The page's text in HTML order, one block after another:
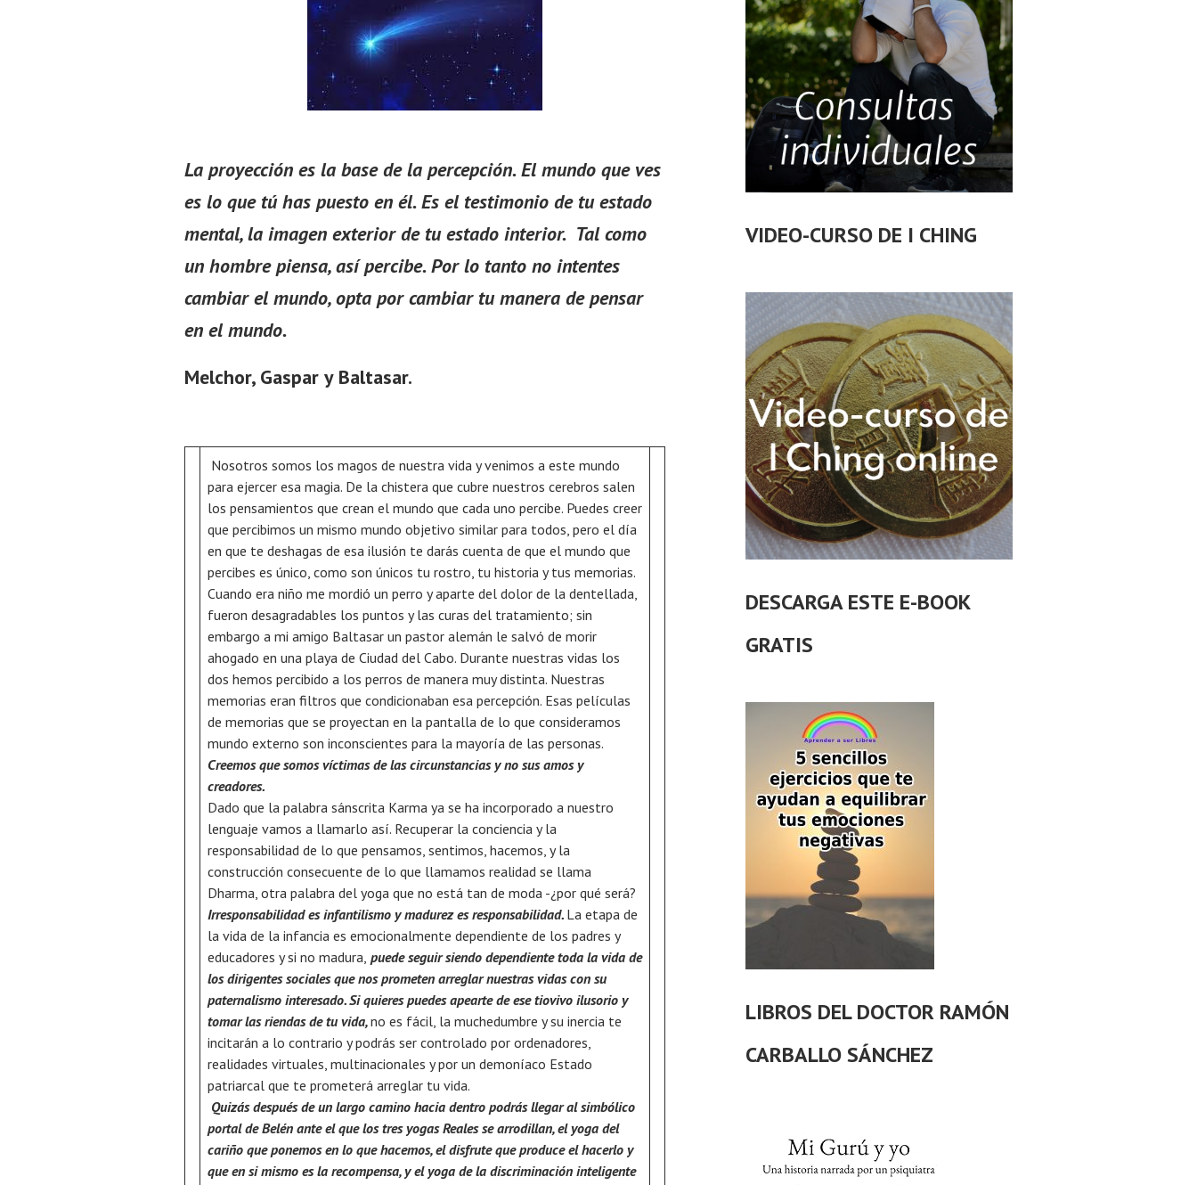
La proyección es la base de la percepción. El mundo que ves
es lo que tú has puesto en él. Es el testimonio de tu estado
mental, la imagen exterior de tu estado interior. Tal como
un hombre piensa, así percibe. Por lo tanto no intentes
cambiar el mundo, opta por cambiar tu manera de pensar
en el mundo.
Melchor, Gaspar y Baltasar.
Nosotros somos los magos de nuestra vida y venimos a este mundo
para ejercer esa magia. De la chistera que cubre nuestros cerebros salen
los pensamientos que crean el mundo que cada uno percibe. Puedes creer
que percibimos un mismo mundo objetivo similar para todos, pero el día
en que te deshagas de esa ilusión te darás cuenta de que el mundo que
percibes es único, como son únicos tu rostro, tu historia y tus memorias.
Cuando era niño me mordió un perro y aparte del dolor de la dentellada,
fueron desagradables los puntos y las curas del tratamiento; sin
embargo a mi amigo Baltasar un pastor alemán le salvó de morir
ahogado en una playa de Ciudad del Cabo. Durante nuestras vidas los
dos hemos percibido a los perros de manera muy distinta. Nuestras
memorias eran filtros que condicionaban esa percepción. Esas películas
de memorias que se proyectan en la pantalla de lo que consideramos
mundo externo son inconscientes para la mayoría de las personas.
Creemos que somos víctimas de las circunstancias y no sus amos y
creadores.
Dado que la palabra sánscrita Karma ya se ha incorporado a nuestro
lenguaje vamos a llamarlo así. Recuperar la conciencia y la
responsabilidad de lo que pensamos, sentimos, hacemos, y la
construcción consecuente de lo que llamamos realidad se llama
Dharma, otra palabra del yoga que no está tan de moda -¿por qué será?
Irresponsabilidad es infantilismo y madurez es responsabilidad. La etapa de
la vida de la infancia es emocionalmente dependiente de los padres y
educadores y si no madura, puede seguir siendo dependiente toda la vida de
los dirigentes sociales que nos prometen arreglar nuestras vidas con su
paternalismo interesado. Si quieres puedes apearte de ese tiovivo ilusorio y
tomar las riendas de tu vida,no es fácil, la muchedumbre y su inercia te
incitarán a lo contrario y podrás ser controlado por ordenadores,
realidades virtuales, multinacionales y por un demoníaco Estado
patriarcal que te prometerá arreglar tu vida.
Quizás después de un largo camino hacia dentro podrás llegar al simbólico
portal de Belén ante el que los tres yogas Reales se arrodillan, el yoga del
cariño que ponemos en lo que hacemos, el disfrute que produce el hacerlo y
que en si mismo es la recompensa, y el yoga de la discriminación inteligente
VIDEO-CURSO DE I CHING
DESCARGA ESTE E-BOOK
GRATIS
LIBROS DEL DOCTOR RAMÓN
CARBALLO SÁNCHEZ